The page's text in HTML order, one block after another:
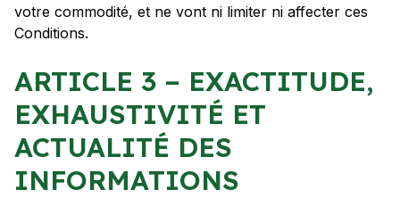
votre commodité, et ne vont ni limiter ni affecter ces
Conditions.
ARTICLE 3 – EXACTITUDE,
EXHAUSTIVITÉ ET
ACTUALITÉ DES
INFORMATIONS